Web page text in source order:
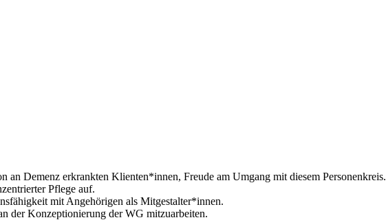
an Demenz erkrankten Klienten*innen, Freude am Umgang mit diesem Personenkreis.
Pflege auf.
mit Angehörigen als Mitgestalter*innen.
der Konzeptionierung der WG mitzuarbeiten.